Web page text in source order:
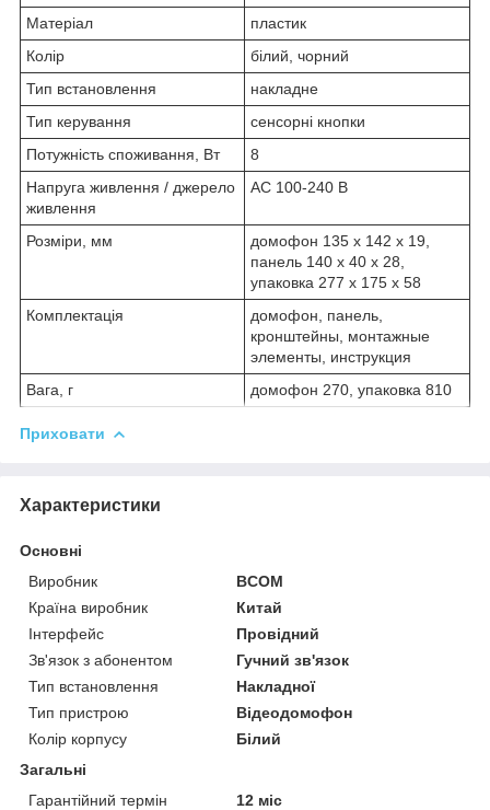
Матеріал
пластик
Колір
білий, чорний
Тип встановлення
накладне
Тип керування
сенсорні кнопки
Потужність споживання, Вт
8
Напруга живлення / джерело
живлення
AC 100-240 В
Розміри, мм
домофон 135 х 142 х 19,
панель 140 х 40 х 28,
упаковка 277 x 175 x 58
Комплектація
домофон, панель,
кронштейны, монтажные
элементы, инструкция
Вага, г
домофон 270, упаковка 810
Приховати
Характеристики
Основні
Виробник
BCOM
Країна виробник
Китай
Інтерфейс
Провідний
Зв'язок з абонентом
Гучний зв'язок
Тип встановлення
Накладної
Тип пристрою
Відеодомофон
Колір корпусу
Білий
Загальні
Гарантійний термін
12 міс